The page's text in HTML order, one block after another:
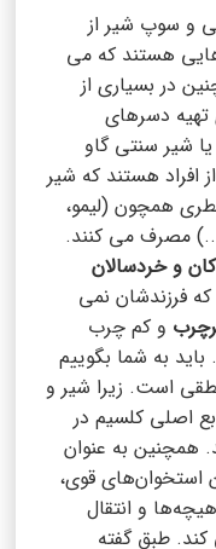
و سوپ شیر از
هستند که می
در بسیاری از
تهیه دسرهای
شیر سنتی گاو
افراد هستند که شیر
همچون (لیمو،
مصرف می کنند.
و خردسالان
فرزندشان نمی
و کم چرب
به شما بگوییم
است. زیرا شیر و
اصلی کلسیم در
همچنین به عنوان
استخوان‌های قوی،
و انتقال
طبق گفته